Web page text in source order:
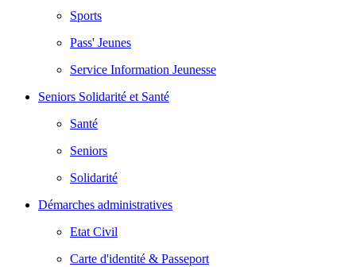
Sports
Pass' Jeunes
Service Information Jeunesse
Seniors Solidarité et Santé
Santé
Seniors
Solidarité
Démarches administratives
Etat Civil
Carte d'identité & Passeport